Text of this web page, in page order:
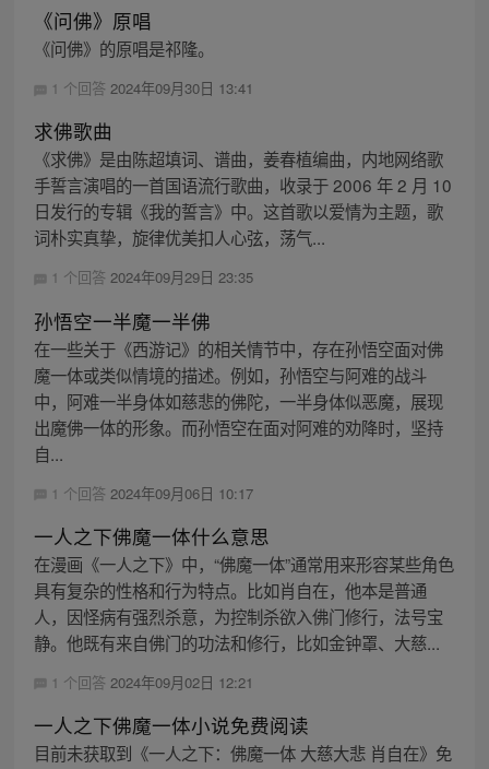
《问佛》原唱
《问佛》的原唱是祁隆。
1 个回答 2024年09月30日 13:41
求佛歌曲
《求佛》是由陈超填词、谱曲，姜春植编曲，内地网络歌
手誓言演唱的一首国语流行歌曲，收录于 2006 年 2 月 10
日发行的专辑《我的誓言》中。这首歌以爱情为主题，歌
词朴实真挚，旋律优美扣人心弦，荡气...
1 个回答 2024年09月29日 23:35
孙悟空一半魔一半佛
在一些关于《西游记》的相关情节中，存在孙悟空面对佛
魔一体或类似情境的描述。例如，孙悟空与阿难的战斗
中，阿难一半身体如慈悲的佛陀，一半身体似恶魔，展现
出魔佛一体的形象。而孙悟空在面对阿难的劝降时，坚持
自...
1 个回答 2024年09月06日 10:17
一人之下佛魔一体什么意思
在漫画《一人之下》中，“佛魔一体”通常用来形容某些角色
具有复杂的性格和行为特点。比如肖自在，他本是普通
人，因怪病有强烈杀意，为控制杀欲入佛门修行，法号宝
静。他既有来自佛门的功法和修行，比如金钟罩、大慈...
1 个回答 2024年09月02日 12:21
一人之下佛魔一体小说免费阅读
目前未获取到《一人之下：佛魔一体 大慈大悲 肖自在》免